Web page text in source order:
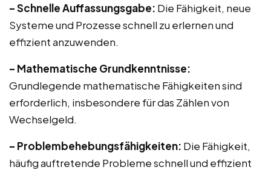
– Schnelle Auffassungsgabe: Die Fähigkeit, neue
Systeme und Prozesse schnell zu erlernen und
effizient anzuwenden.
– Mathematische Grundkenntnisse:
Grundlegende mathematische Fähigkeiten sind
erforderlich, insbesondere für das Zählen von
Wechselgeld.
– Problembehebungsfähigkeiten: Die Fähigkeit,
häufig auftretende Probleme schnell und effizient